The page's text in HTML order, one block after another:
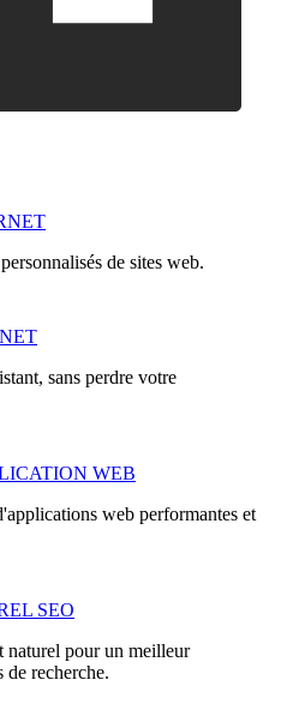
de sites web.
sans perdre votre
WEB
web performantes et
SEO
naturel pour un meilleur
de recherche.